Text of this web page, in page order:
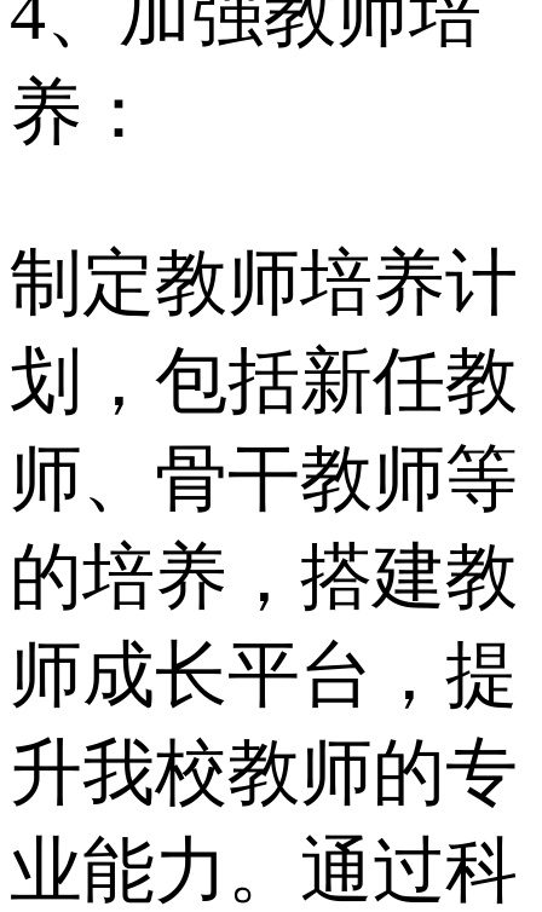
养：
制定教师培养计
划，包括新任教
师、骨干教师等
的培养，搭建教
师成长平台，提
升我校教师的专
业能力。通过科